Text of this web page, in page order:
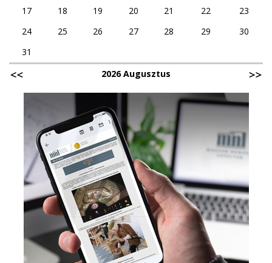
17
18 19 20 21 22
23
24
25 26 27 28 29
30
31
2026 Augusztus